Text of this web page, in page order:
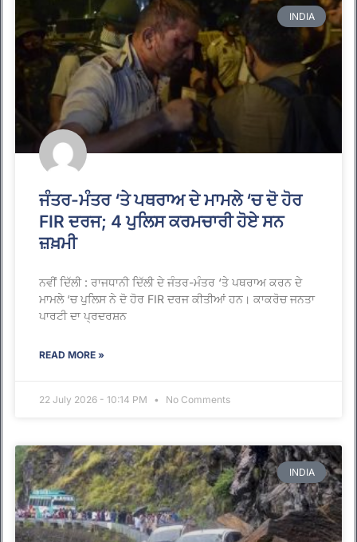
INDIA
ਜੰਤਰ-ਮੰਤਰ ‘ਤੇ ਪਥਰਾਅ ਦੇ ਮਾਮਲੇ ‘ਚ ਦੋ ਹੋਰ
FIR ਦਰਜ; 4 ਪੁਲਿਸ ਕਰਮਚਾਰੀ ਹੋਏ ਸਨ
ਜ਼ਖ਼ਮੀ
ਨਵੀਂ ਦਿੱਲੀ : ਰਾਜਧਾਨੀ ਦਿੱਲੀ ਦੇ ਜੰਤਰ-ਮੰਤਰ ‘ਤੇ ਪਥਰਾਅ ਕਰਨ ਦੇ
ਮਾਮਲੇ ‘ਚ ਪੁਲਿਸ ਨੇ ਦੋ ਹੋਰ FIR ਦਰਜ ਕੀਤੀਆਂ ਹਨ। ਕਾਕਰੋਚ ਜਨਤਾ
ਪਾਰਟੀ ਦਾ ਪ੍ਰਦਰਸ਼ਨ
READ MORE »
22 July 2026 - 10:14 PM No Comments
INDIA